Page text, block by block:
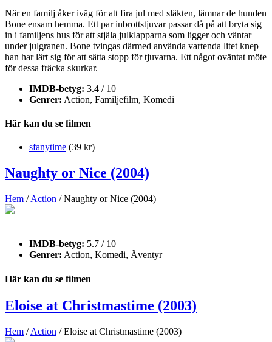
När en familj åker iväg för att fira jul med släkten, lämnar de hunden
Bone ensam hemma. Ett par inbrottstjuvar passar då på att bryta sig
in i familjens hus för att stjäla julklapparna som ligger och väntar
under julgranen. Bone tvingas därmed använda vartenda litet knep
han har lärt sig för att sätta stopp för tjuvarna. Ett något oväntat möte
för dessa fräcka skurkar.
IMDB-betyg: 3.4 / 10
Genrer: Action, Familjefilm, Komedi
Här kan du se filmen
sfanytime (39 kr)
Naughty or Nice (2004)
Hem /Action / Naughty or Nice (2004)
IMDB-betyg: 5.7 / 10
Genrer: Action, Komedi, Äventyr
Här kan du se filmen
Eloise at Christmastime (2003)
Hem /Action / Eloise at Christmastime (2003)